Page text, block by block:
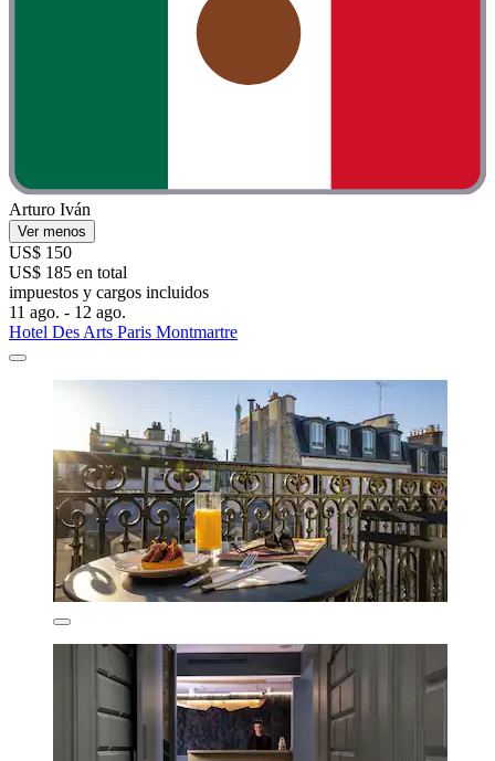
Arturo Iván
Ver menos
US$ 150
US$ 185 en total
impuestos y cargos incluidos
11 ago. - 12 ago.
Hotel Des Arts Paris Montmartre